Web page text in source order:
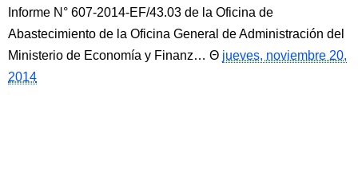
Informe N° 607-2014-EF/43.03 de la Oficina de
Abastecimiento de la Oficina General de Administración del
Ministerio de Economía y Finanz…
jueves, noviembre 20,
2014